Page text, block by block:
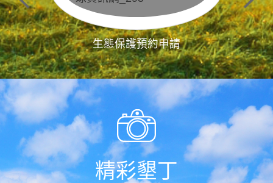
生態保護預約申請
精彩墾丁